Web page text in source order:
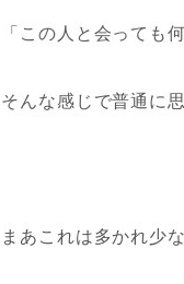
「この人と会っても
そんな感じで普通に
まあこれは多かれ少